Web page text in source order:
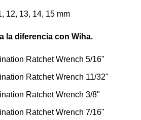
12, 13, 14, 15 mm
la diferencia con Wiha.
Ratchet Wrench 5/16"
Ratchet Wrench 11/32"
Ratchet Wrench 3/8"
Ratchet Wrench 7/16"